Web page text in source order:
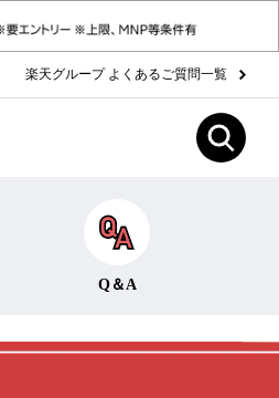
楽天グループ よくあるご質問一覧
Q＆A